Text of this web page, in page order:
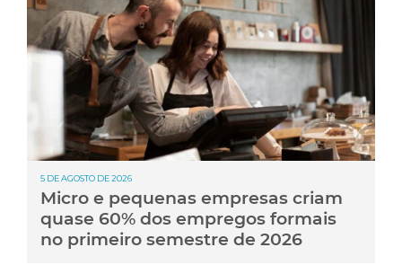
5 DE AGOSTO DE 2026
Micro e pequenas empresas criam
quase 60% dos empregos formais
no primeiro semestre de 2026